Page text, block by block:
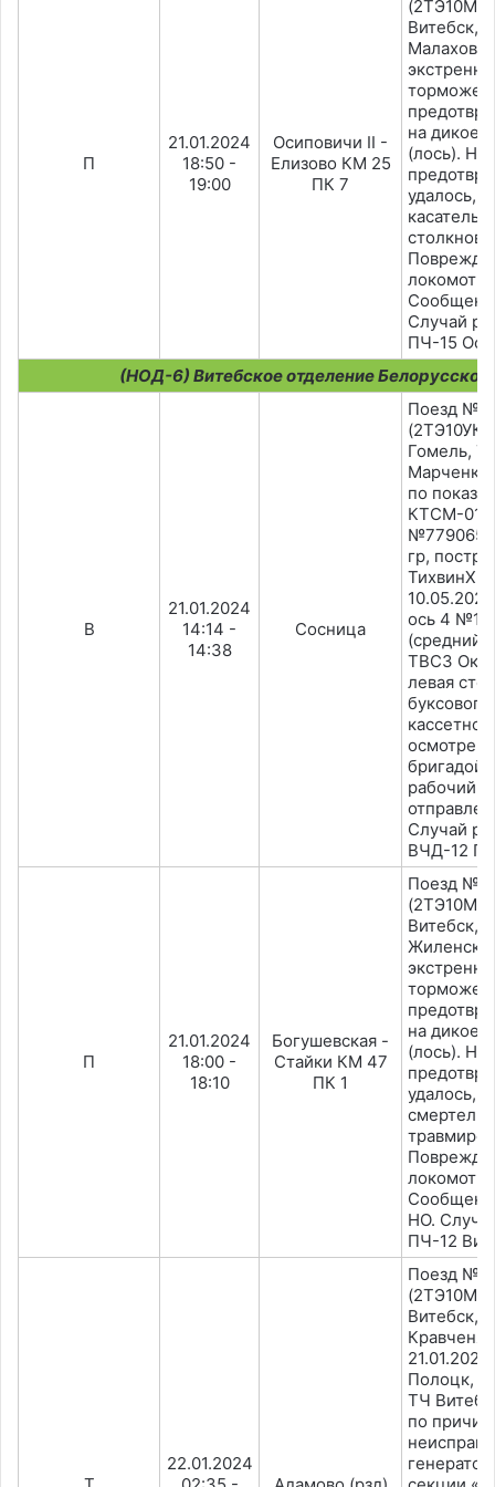
П
21.01.2024
18:50 -
19:00
Осиповичи II -
Елизово КМ 25
ПК 7
Витебск,
Малахов)
на дикое
(лось).
удалось,
Случай
ПЧ-15
(НОД-6) Витебское отделение Белорусской
В
21.01.2024
14:14 -
14:38
Сосница
Поезд
(2ТЭ10УК-
Гомель,
по
КТСМ-
гр,
ось 4
(средний
ТВСЗ Окт.
левая
буксового
осмотре
бригадой
рабочий
Случай
ВЧД-12
П
21.01.2024
18:00 -
18:10
Богушевская -
Стайки КМ 47
ПК 1
Поезд
Витебск,
на дикое
(лось).
удалось,
НО.
ПЧ-12
22.01.2024
Поезд
(2ТЭ10М-
Витебск,
Полоцк,
ТЧ
по